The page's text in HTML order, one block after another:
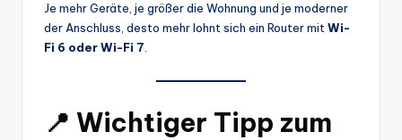
Je mehr Geräte, je größer die Wohnung und je moderner
der Anschluss, desto mehr lohnt sich ein Router mitWi-
Fi 6 oder Wi-Fi 7.
📍 Wichtiger Tipp zum